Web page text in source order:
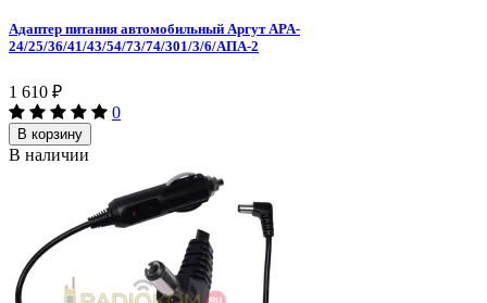
Адаптер питания автомобильный Аргут APA-
24/25/36/41/43/54/73/74/301/3/6/АПА-2
1 610 ₽
0
В корзину
В наличии